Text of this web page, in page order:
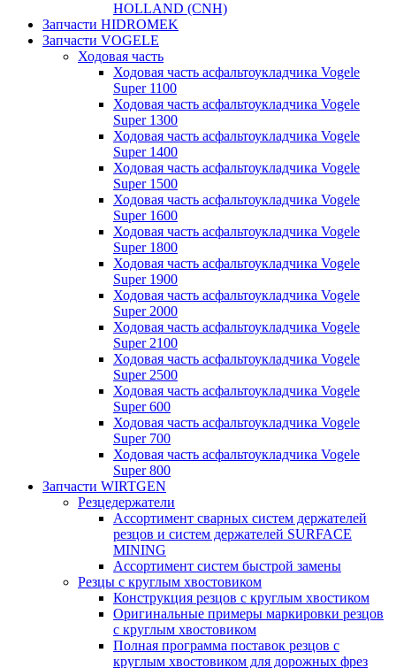
HOLLAND (CNH)
Запчасти HIDROMEK
Запчасти VOGELE
Ходовая часть
Ходовая часть асфальтоукладчика Vogele
Super 1100
Ходовая часть асфальтоукладчика Vogele
Super 1300
Ходовая часть асфальтоукладчика Vogele
Super 1400
Ходовая часть асфальтоукладчика Vogele
Super 1500
Ходовая часть асфальтоукладчика Vogele
Super 1600
Ходовая часть асфальтоукладчика Vogele
Super 1800
Ходовая часть асфальтоукладчика Vogele
Super 1900
Ходовая часть асфальтоукладчика Vogele
Super 2000
Ходовая часть асфальтоукладчика Vogele
Super 2100
Ходовая часть асфальтоукладчика Vogele
Super 2500
Ходовая часть асфальтоукладчика Vogele
Super 600
Ходовая часть асфальтоукладчика Vogele
Super 700
Ходовая часть асфальтоукладчика Vogele
Super 800
Запчасти WIRTGEN
Резцедержатели
Ассортимент сварных систем держателей
резцов и систем держателей SURFACE
MINING
Ассортимент систем быстрой замены
Резцы с круглым хвостовиком
Конструкция резцов с круглым хвостиком
Оригинальные примеры маркировки резцов
с круглым хвостовиком
Полная программа поставок резцов с
круглым хвостовиком для дорожных фрез